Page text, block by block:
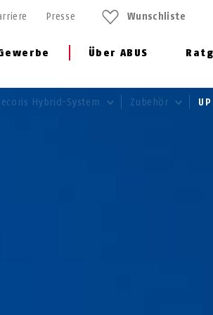
Über ABUS
Presse Wunschliste
Hybrid-System Zubehör